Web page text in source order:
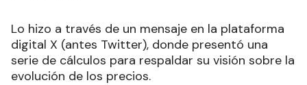
Lo hizo a través de un mensaje en la plataforma
digital X (antes Twitter), donde presentó una
serie de cálculos para respaldar su visión sobre la
evolución de los precios.